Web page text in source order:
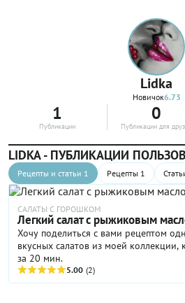
Lidka
Новичок6.73
1
Публикации
0
Публикации для
LIDKA - ПУБЛИКАЦИИ
Рецепты и статьи 1 Рецепты 1
САЛАТЫ С ГОРОШКОМ
Легкий салат с рыжиковым
Хочу поделиться с вами рецептом
вкусных салатов из моей коллекции,
за 20 мин.
5.00 (2)